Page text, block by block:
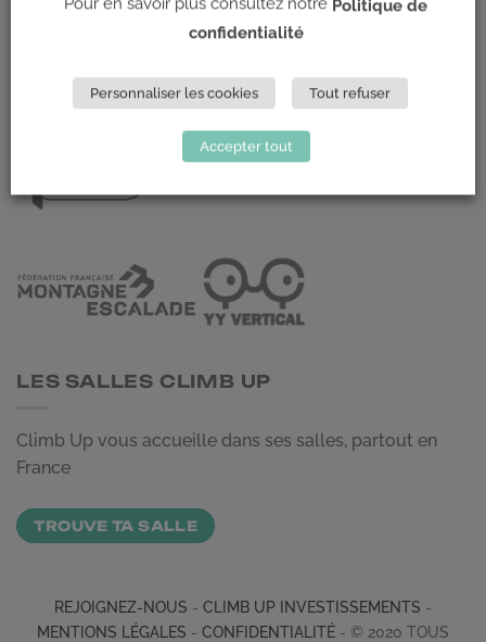
LES PARTENAIRES
LES SALLES CLIMB UP
Climb Up vous accueille dans ses salles, partout en
France
TROUVE TA SALLE
REJOIGNEZ-NOUS - CLIMB UP INVESTISSEMENTS -
MENTIONS LÉGALES - CONFIDENTIALITÉ - © 2020 TOUS
Politique de
confidentialité
Personnaliser les cookies Tout refuser
Accepter tout